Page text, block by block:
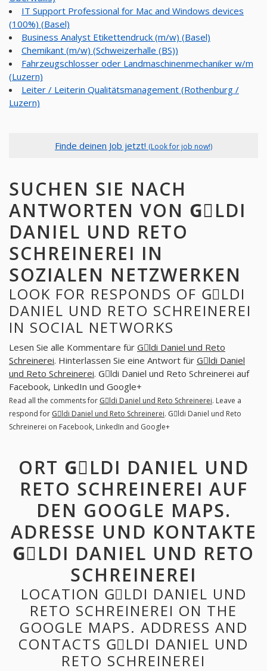
IT Support Professional for Mac and Windows devices
(100%) (Basel)
Business Analyst Etikettendruck (m/w) (Basel)
Chemikant (m/w) (Schweizerhalle (BS))
Fahrzeugschlosser oder Landmaschinenmechaniker w/m
(Luzern)
Leiter / Leiterin Qualitätsmanagement (Rothenburg /
Luzern)
Finde deinen Job jetzt! (Look for job now!)
SUCHEN SIE NACH
ANTWORTEN VON GِLDI
DANIEL UND RETO
SCHREINEREI IN
SOZIALEN NETZWERKEN
LOOK FOR RESPONDS OF GِLDI
DANIEL UND RETO SCHREINEREI
IN SOCIAL NETWORKS
Lesen Sie alle Kommentare für Gِldi Daniel und Reto
Schreinerei. Hinterlassen Sie eine Antwort für Gِldi Daniel
und Reto Schreinerei. Gِldi Daniel und Reto Schreinerei auf
Facebook, LinkedIn und Google+
Read all the comments forGِldi Daniel und Reto Schreinerei. Leave a
respond forGِldi Daniel und Reto Schreinerei. Gِldi Daniel und Reto
Schreinerei on Facebook, LinkedIn and Google+
ORT GِLDI DANIEL UND
RETO SCHREINEREI AUF
DEN GOOGLE MAPS.
ADRESSE UND KONTAKTE
GِLDI DANIEL UND RETO
SCHREINEREI
LOCATION GِLDI DANIEL UND
RETO SCHREINEREI ON THE
GOOGLE MAPS. ADDRESS AND
CONTACTS GِLDI DANIEL UND
RETO SCHREINEREI